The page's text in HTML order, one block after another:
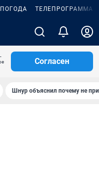
ПОГОДА ТЕЛЕПРОГРАММА
Согласен
Шнур объяснил почему не